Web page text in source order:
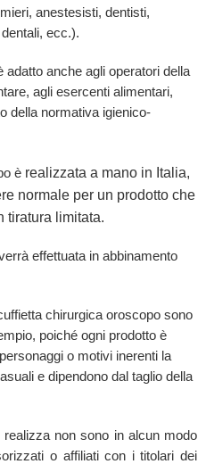
anestesisti, dentisti,
ecc.).
adatto anche agli operatori della
agli esercenti alimentari,
della normativa igienico-
è realizzata a mano in Italia,
normale per un prodotto che
tiratura limitata.
effettuata in abbinamento
chirurgica oroscopo sono
poiché ogni prodotto è
o motivi inerenti la
e dipendono dal taglio della
non sono in alcun modo
o affiliati con i titolari dei